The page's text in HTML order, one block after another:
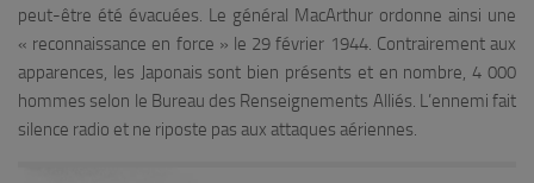
peut-être été évacuées. Le général MacArthur ordonne ainsi une
« reconnaissance en force » le 29 février 1944. Contrairement aux
apparences, les Japonais sont bien présents et en nombre, 4 000
hommes selon le Bureau des Renseignements Alliés. L’ennemi fait
silence radio et ne riposte pas aux attaques aériennes.